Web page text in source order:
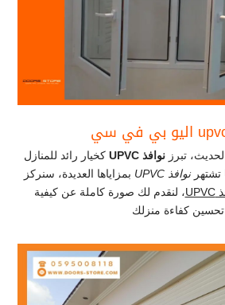
تبرزنوافذUPVC كخيار رائد للمنازل
تشتهرنوافذUPVC بمزاياها العديدة، سنركز
UPVC، لنقدم لك صورة كاملة عن كيفية
تحسين كفاءة منزلك